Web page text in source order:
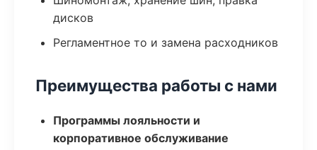
дисков
Регламентное то и замена расходников
Преимущества работы с нами
Программы лояльности и
корпоративное обслуживание